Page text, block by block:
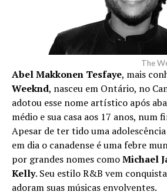
The
Abel Makkonen Tesfaye, mais
Weeknd, nasceu em Ontário, no
adotou esse nome artístico após
médio e sua casa aos 17 anos, num
Apesar de ter tido uma
em dia o canadense é uma febre
por grandes nomes comoMichael
Kelly. Seu estilo R&B vem
adoram suas músicas envolventes.